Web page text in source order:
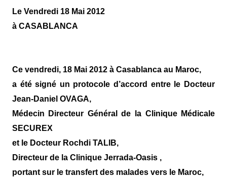
Le Vendredi 18 Mai 2012
à CASABLANCA
Ce vendredi, 18 Mai 2012 à Casablanca au Maroc,
a été signé un protocole d’accord entre le Docteur
Jean-Daniel OVAGA,
Médecin Directeur Général de la Clinique Médicale
SECUREX
et le Docteur Rochdi TALIB,
Directeur de la Clinique Jerrada-Oasis ,
portant sur le transfert des malades vers le Maroc,